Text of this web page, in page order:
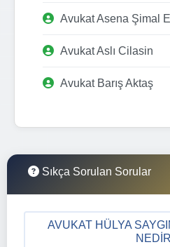
Avukat Asena Şimal
Avukat Aslı Cilasin
Avukat Barış Aktaş
Sıkça Sorulan Sorular
AVUKAT HÜLYA